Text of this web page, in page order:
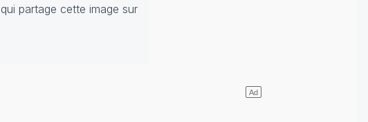
partage cette image sur